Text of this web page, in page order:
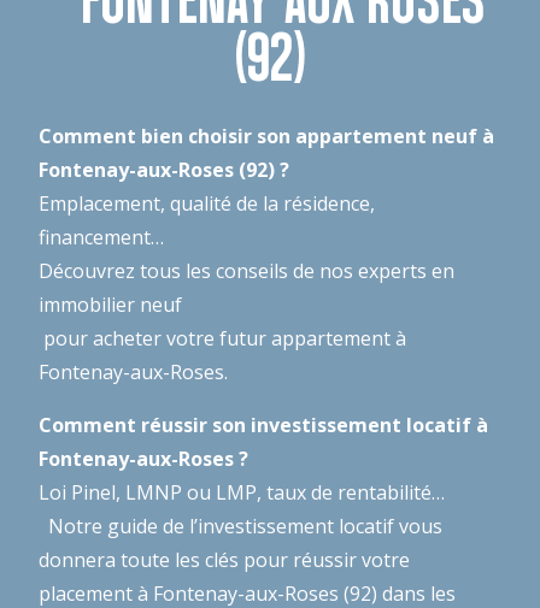
(92)
Comment bien choisir son appartement neuf à
Fontenay-aux-Roses (92) ?
Emplacement, qualité de la résidence,
financement…
Découvrez tous les conseils de nos experts en
immobilier neuf
pour acheter votre futur appartement à
Fontenay-aux-Roses.
Comment réussir son investissement locatif à
Fontenay-aux-Roses ?
Loi Pinel, LMNP ou LMP, taux de rentabilité…
Notre guide de l’investissement locatifvous
donnera toute les clés pour réussir votre
placement à Fontenay-aux-Roses (92) dans les